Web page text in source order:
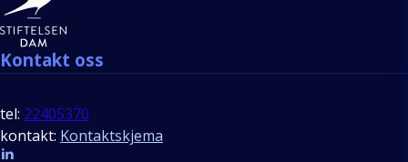
Kontakt oss
tel: 22405370
kontakt: Kontaktskjema